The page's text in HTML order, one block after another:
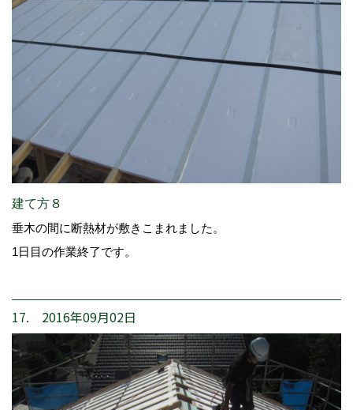
建て方８
垂木の間に断熱材が敷きこまれました。
1日目の作業終了です。
17. 2016年09月02日